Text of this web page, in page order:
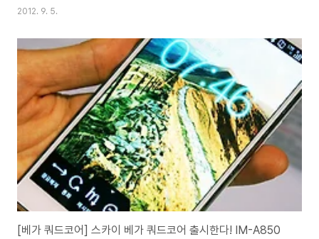
드코어 스마트폰을 선보입니다. 이미 경쟁사들이 쿼드코어 스마트폰들을 출시
해 IM-A850K의 전파인증을 마친데 이어 이달 9월 5일 IM-A850L의 전파
인증을 마쳤습니다. 지난 베가S5의 모델명이 IM-A840S였던 것 처럼 IM-
A850K는 KT용 단말기 IM-A850L은 유플러스 모델이지만, 팬택에서는 쿼
드코어 스마트폰은 통신 3사를 통해 출시하기로 했기 때문에 SK텔레콤 IM-
A850..
2012. 9. 5.
[베가 쿼드코어] 스카이 베가 쿼드코어 출시한다! IM-A850